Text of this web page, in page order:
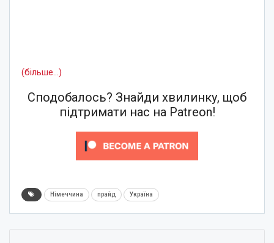
(більше…)
Сподобалось? Знайди хвилинку, щоб
підтримати нас на Patreon!
Німеччина прайд Україна